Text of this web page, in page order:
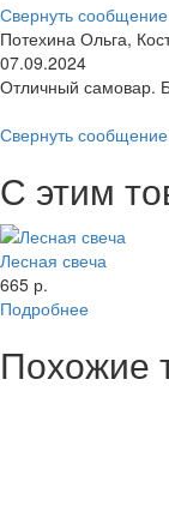
Свернуть сообщение
Потехина Ольга,
07.09.2024
Отличный самовар.
Свернуть сообщение
С этим
Лесная свеча
665 р.
Подробнее
Похожие